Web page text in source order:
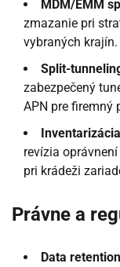
MDM/EMM
zmazanie pri
vybraných krajín.
Split-
zabezpečený
APN pre firemný
revízia
pri krádeži
Právne a
Data